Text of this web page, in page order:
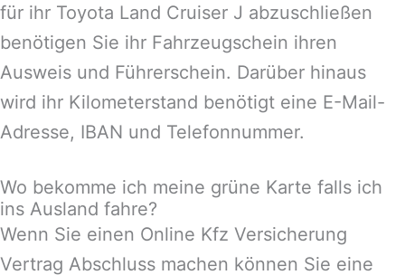
für ihr Toyota Land Cruiser J abzuschließen
benötigen Sie ihr Fahrzeugschein ihren
Ausweis und Führerschein. Darüber hinaus
wird ihr Kilometerstand benötigt eine E-Mail-
Adresse, IBAN und Telefonnummer.
Wo bekomme ich meine grüne Karte falls ich
ins Ausland fahre?
Wenn Sie einen Online Kfz Versicherung
Vertrag Abschluss machen können Sie eine